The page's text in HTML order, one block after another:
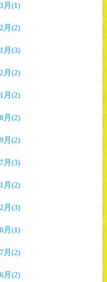
月(1)
月(2)
月(3)
月(2)
月(2)
月(2)
月(2)
月(3)
月(2)
月(3)
月(1)
月(2)
月(2)